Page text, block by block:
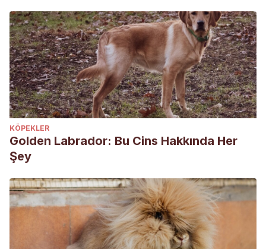
KÖPEKLER
Golden Labrador: Bu Cins Hakkında Her
Şey